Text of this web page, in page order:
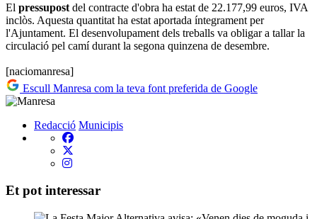
El pressupost del contracte d'obra ha estat de 22.177,99 euros, IVA
inclòs. Aquesta quantitat ha estat aportada íntegrament per
l'Ajuntament. El desenvolupament dels treballs va obligar a tallar la
circulació pel camí durant la segona quinzena de desembre.
[naciomanresa]
Escull Manresa com la teva font preferida de Google
Redacció Municipis
Et pot interessar